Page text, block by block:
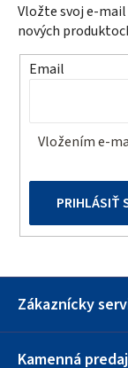
Vložte svoj e-
nových
Email
Vložením e-
PRIHLÁSIŤ
Zákaznícky
Kamenná